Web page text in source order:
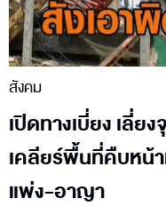
สังคม
เปิดทางเบี่ยง เลี่ย
เคลียร์พื้นที่คืบหน้
แพ่ง-อาญา